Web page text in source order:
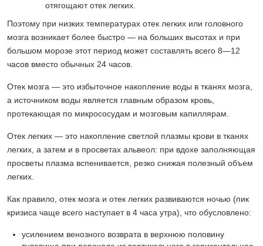
отягощают отек легких.
Поэтому при низких температурах отек легких или головного
мозга возникает более быстро — на больших высотах и при
большом морозе этот период может составлять всего 8—12
часов вместо обычных 24 часов.
Отек мозга — это избыточное накопление воды в тканях мозга,
а источником воды является главным образом кровь,
протекающая по микрососудам и мозговым капиллярам.
Отек легких — это накопление светлой плазмы крови в тканях
легких, а затем и в просветах альвеол: при вдохе заполняющая
просветы плазма вспенивается, резко снижая полезный объем
легких.
Как правило, отек мозга и отек легких развиваются ночью (пик
кризиса чаще всего наступает в 4 часа утра), что обусловлено:
усилением венозного возврата в верхнюю половину